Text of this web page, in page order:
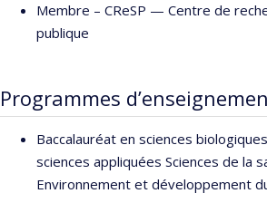
Membre – CReSP — Centre de
publique
Programmes
Baccalauréat en sciences
sciences appliquées Sciences de la
Environnement et développement